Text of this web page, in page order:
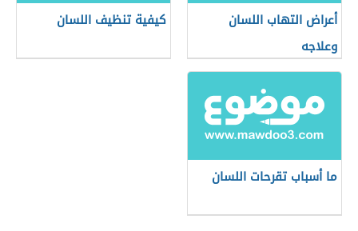
أعراض التهاب اللسان
وعلاجه
كيفية تنظيف اللسان
ما أسباب تقرحات اللسان